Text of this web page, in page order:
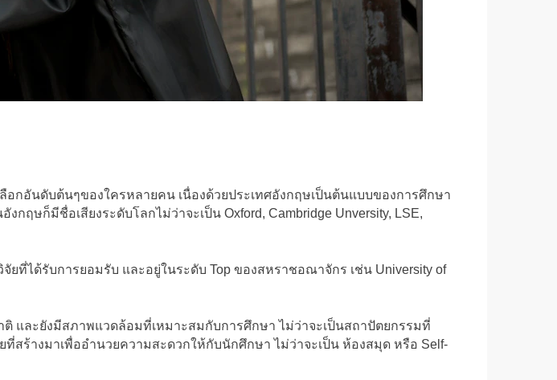
กอันดับต้นๆของใครหลายคน เนื่องด้วยประเทศอังกฤษเป็นต้นแบบของการศึกษา
ฤษก็มีชื่อเสียงระดับโลกไม่ว่าจะเป็น Oxford, Cambridge Unversity, LSE,
ที่ได้รับการยอมรับ และอยู่ในระดับ Top ของสหราชอณาจักร เช่น University of
และยังมีสภาพแวดล้อมที่เหมาะสมกับการศึกษา ไม่ว่าจะเป็นสถาปัตยกรรมที่
สร้างมาเพื่ออำนวยความสะดวกให้กับนักศึกษา ไม่ว่าจะเป็น ห้องสมุด หรือ Self-